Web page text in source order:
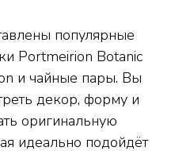
популярные
Portmeirion Botanic
и чайные пары. Вы
декор, форму и
оригинальную
идеально подойдёт